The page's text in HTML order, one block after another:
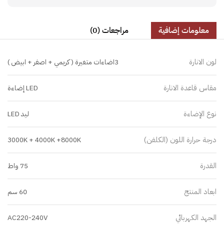
معلومات إضافية مراجعات (0)
لون الانارة 3اضاءات متغيرة ( كريمي + اصفر + ابيض )
مقاس قاعدة الانارة LED إضاءة
نوع الإضاءة ليد LED
درجة حرارة اللون (الكلفن) 3000K + 4000K +8000K
القدرة 75 واط
ابعاد المنتج 60 سم
الجهد الكهربائي AC220-240V